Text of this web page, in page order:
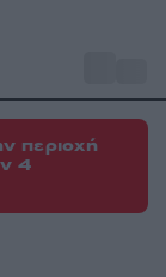
περιοχή
4